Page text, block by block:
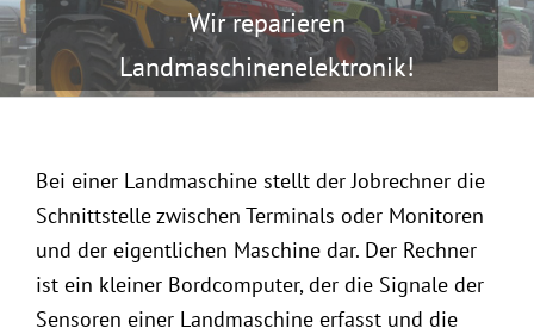
Wir reparieren
Landmaschinenelektronik!
Bei einer Landmaschine stellt der Jobrechner die
Schnittstelle zwischen Terminals oder Monitoren
und der eigentlichen Maschine dar. Der Rechner
ist ein kleiner Bordcomputer, der die Signale der
Sensoren einer Landmaschine erfasst und die